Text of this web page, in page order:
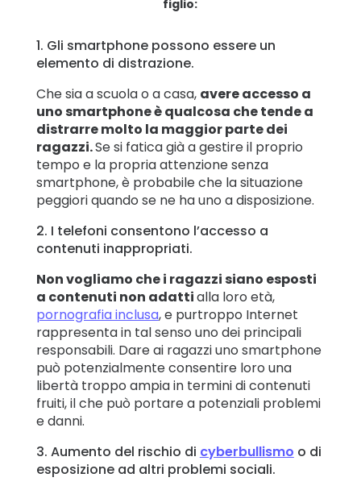
figlio:
1. Gli smartphone possono essere un
elemento di distrazione.
Che sia a scuola o a casa, avere accesso a
uno smartphone è qualcosa che tende a
distrarre molto la maggior parte dei
ragazzi.Se si fatica già a gestire il proprio
tempo e la propria attenzione senza
smartphone, è probabile che la situazione
peggiori quando se ne ha uno a disposizione.
2. I telefoni consentono l’accesso a
contenuti inappropriati.
Non vogliamo che i ragazzi siano esposti
a contenuti non adattialla loro età,
pornografia inclusa, e purtroppo Internet
rappresenta in tal senso uno dei principali
responsabili. Dare ai ragazzi uno smartphone
può potenzialmente consentire loro una
libertà troppo ampia in termini di contenuti
fruiti, il che può portare a potenziali problemi
e danni.
3. Aumento del rischio di cyberbullismo o di
esposizione ad altri problemi sociali.